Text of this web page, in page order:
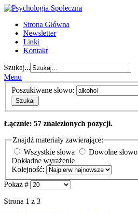
Strona Główna
Newsletter
Linki
Kontakt
Szukaj...
Menu
Poszukiwane słowo:
Szukaj
Łącznie: 57 znalezionych pozycji.
Znajdź materiały zawierające:
Wszystkie słowa
Dowolne słowo
Dokładne wyrażenie
Kolejność:
Pokaż #
Strona 1 z 3